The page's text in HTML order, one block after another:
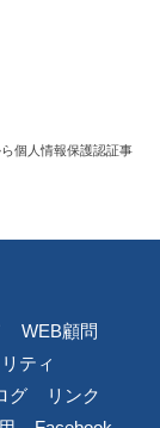
個人情報保護認証事
WEB顧問
ティ
グ
リンク